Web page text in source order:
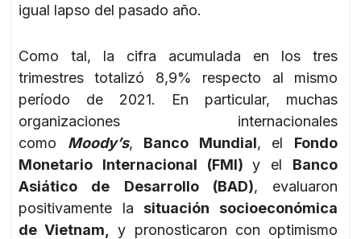
igual lapso del pasado año.
Como tal, la cifra acumulada en los tres
trimestres totalizó 8,9% respecto al mismo
período de 2021. En particular, muchas
organizaciones internacionales
como Moody’s, Banco Mundial, el Fondo
Monetario Internacional (FMI)y el Banco
Asiático de Desarrollo (BAD), evaluaron
positivamente la situación socioeconómica
de Vietnam,
y pronosticaron con optimismo